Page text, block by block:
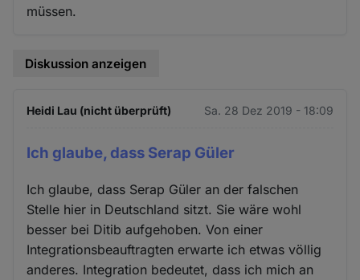
müssen.
Diskussion anzeigen
Heidi Lau (nicht überprüft) Sa. 28 Dez 2019 - 18:09
Ich glaube, dass Serap Güler
Ich glaube, dass Serap Güler an der falschen
Stelle hier in Deutschland sitzt. Sie wäre wohl
besser bei Ditib aufgehoben. Von einer
Integrationsbeauftragten erwarte ich etwas völlig
anderes. Integration bedeutet, dass ich mich an